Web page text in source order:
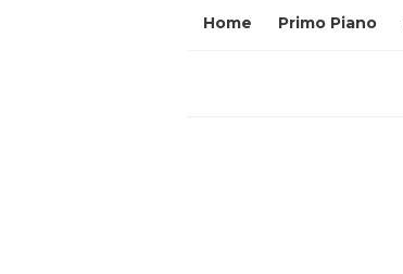
Home Primo Piano